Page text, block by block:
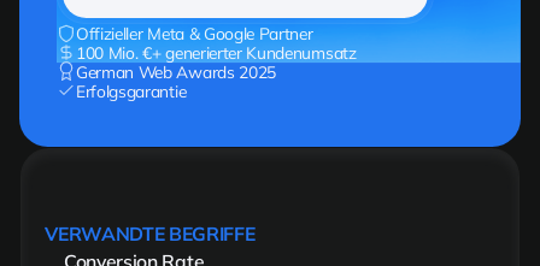
Offizieller Meta & Google Partner
100 Mio. €+ generierter Kundenumsatz
German Web Awards 2025
Erfolgsgarantie
VERWANDTE BEGRIFFE